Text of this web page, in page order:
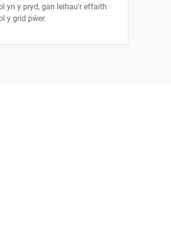
yn y pryd, gan leihau'r effaith
y grid pŵer.